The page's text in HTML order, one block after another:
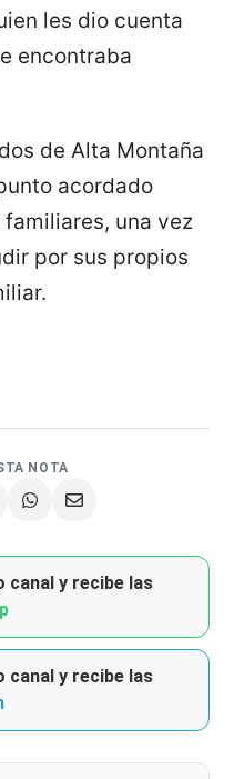
les dio cuenta
encontraba
de Alta Montaña
acordado
una vez
por sus propios
NOTA
canal y recibe las
canal y recibe las